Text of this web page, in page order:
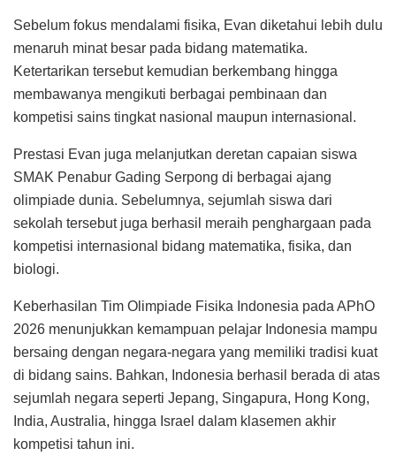
Sebelum fokus mendalami fisika, Evan diketahui lebih dulu
menaruh minat besar pada bidang matematika.
Ketertarikan tersebut kemudian berkembang hingga
membawanya mengikuti berbagai pembinaan dan
kompetisi sains tingkat nasional maupun internasional.
Prestasi Evan juga melanjutkan deretan capaian siswa
SMAK Penabur Gading Serpong di berbagai ajang
olimpiade dunia. Sebelumnya, sejumlah siswa dari
sekolah tersebut juga berhasil meraih penghargaan pada
kompetisi internasional bidang matematika, fisika, dan
biologi.
Keberhasilan Tim Olimpiade Fisika Indonesia pada APhO
2026 menunjukkan kemampuan pelajar Indonesia mampu
bersaing dengan negara-negara yang memiliki tradisi kuat
di bidang sains. Bahkan, Indonesia berhasil berada di atas
sejumlah negara seperti Jepang, Singapura, Hong Kong,
India, Australia, hingga Israel dalam klasemen akhir
kompetisi tahun ini.